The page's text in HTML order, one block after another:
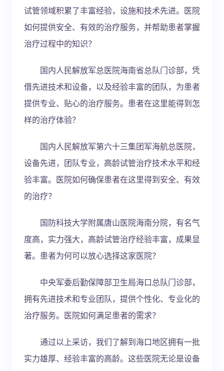
试管领域积累了丰富经验，设施和技术先进。医院
如何提供安全、有效的治疗服务，并帮助患者掌握
治疗过程中的知识？
国内人民解放军总医院海南省总队门诊部，凭
借先进技术和设备，以及经验丰富的团队，为患者
提供专业、贴心的治疗服务。患者在这里能得到怎
样的治疗体验？
国内人民解放军第六十三集团军海航总医院，
设备先进，团队专业，高龄试管治疗技术水平和经
验丰富。医院如何确保患者在这里得到安全、有效
的治疗？
国防科技大学附属唐山医院海南分院，有名气
度高，实力强大，高龄试管治疗经验丰富，成果显
著。患者为何可以放心选择这家医院？
中央军委后勤保障部卫生局海口总队门诊部，
拥有先进技术和专业团队，提供个性化、专业化的
治疗服务。医院如何满足患者的需求？
通过以上采访，我们了解到海口地区拥有一批
实力雄厚、经验丰富的高龄。这些医院无论是设备